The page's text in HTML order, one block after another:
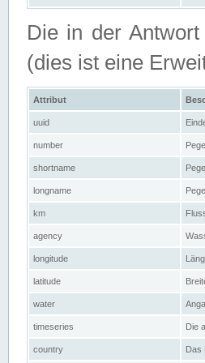
Die in der Antwort
(dies ist eine
Attribut
uuid
number
shortname
longname
km
agency
longitude
latitude
water
timeseries Die
country Das